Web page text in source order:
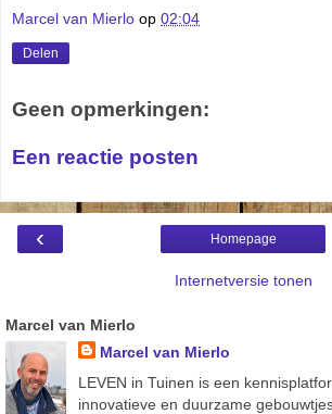
Marcel van Mierlo op 02:04
Delen
Geen opmerkingen:
Een reactie posten
‹ Homepage
Internetversie tonen
Marcel van Mierlo
Marcel van Mierlo
LEVEN in Tuinen is een
innovatieve en duurzame